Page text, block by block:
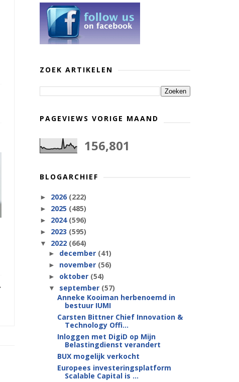
ZOEK ARTIKELEN
PAGEVIEWS VORIGE MAAND
156,801
BLOGARCHIEF
► 2026 (222)
► 2025 (485)
► 2024 (596)
► 2023 (595)
▼ 2022 (664)
► december (41)
► november (56)
► oktober (54)
▼ september (57)
Anneke Kooiman herbenoemd in
bestuur IUMI
Carsten Bittner Chief Innovation &
Technology Offi...
Inloggen met DigiD op Mijn
Belastingdienst verandert
BUX mogelijk verkocht
Europees investeringsplatform
Scalable Capital is ...